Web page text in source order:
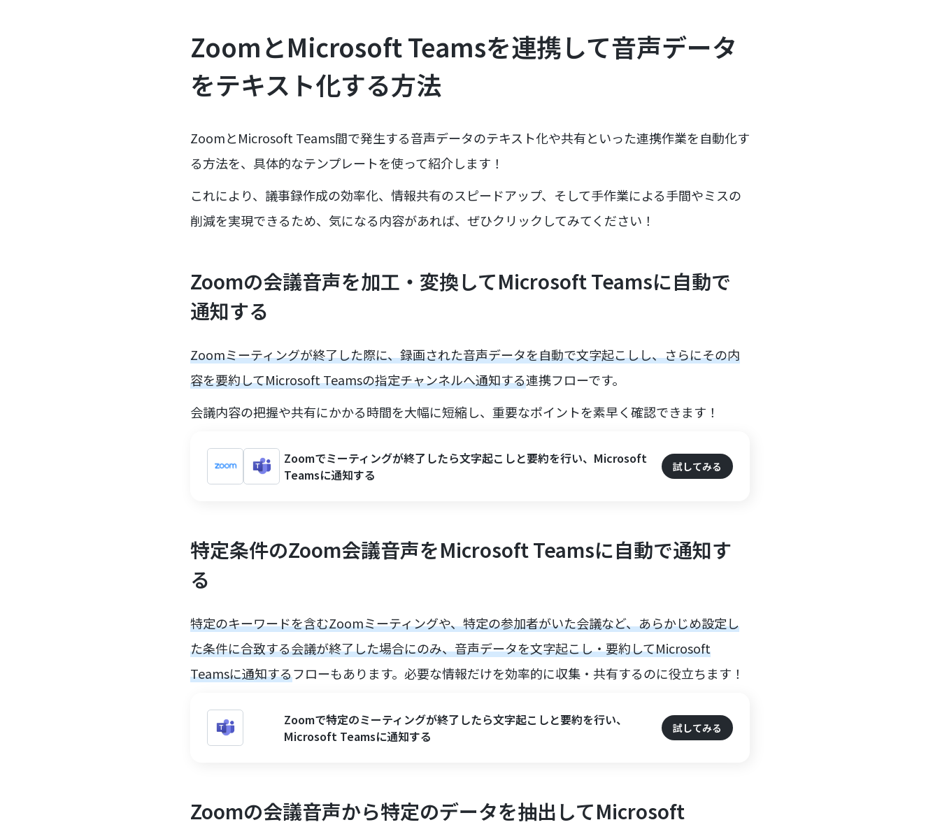
ZoomとMicrosoft Teamsを連携して音声データ
をテキスト化する方法
ZoomとMicrosoft Teams間で発生する音声データのテキスト化や共有といった連携作業を自動化す
る方法を、具体的なテンプレートを使って紹介します！
これにより、議事録作成の効率化、情報共有のスピードアップ、そして手作業による手間やミスの
削減を実現できるため、気になる内容があれば、ぜひクリックしてみてください！
Zoomの会議音声を加工・変換してMicrosoft Teamsに自動で
通知する
Zoomミーティングが終了した際に、録画された音声データを自動で文字起こしし、さらにその内
容を要約してMicrosoft Teamsの指定チャンネルへ通知する連携フローです。
会議内容の把握や共有にかかる時間を大幅に短縮し、重要なポイントを素早く確認できます！
Zoomでミーティングが終了したら文字起こしと要約を行い、Microsoft
Teamsに通知する
試してみる
特定条件のZoom会議音声をMicrosoft Teamsに自動で通知す
る
特定のキーワードを含むZoomミーティングや、特定の参加者がいた会議など、あらかじめ設定し
た条件に合致する会議が終了した場合にのみ、音声データを文字起こし・要約してMicrosoft
Teamsに通知するフローもあります。必要な情報だけを効率的に収集・共有するのに役立ちます！
Zoomで特定のミーティングが終了したら文字起こしと要約を行い、
Microsoft Teamsに通知する
試してみる
Zoomの会議音声から特定のデータを抽出してMicrosoft